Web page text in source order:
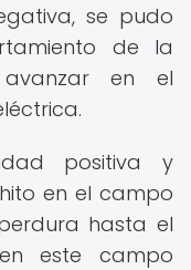
se pudo
de la
en el
positiva y
en el campo
hasta el
este campo